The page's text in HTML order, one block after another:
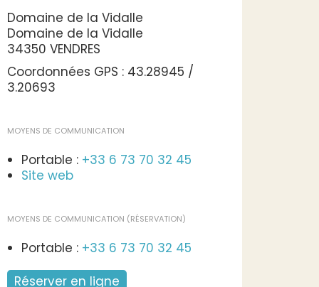
Domaine de la Vidalle
Domaine de la Vidalle
34350 VENDRES
Coordonnées GPS : 43.28945 /
3.20693
MOYENS DE COMMUNICATION
Portable : +33 6 73 70 32 45
Site web
MOYENS DE COMMUNICATION (RÉSERVATION)
Portable : +33 6 73 70 32 45
Réserver en ligne